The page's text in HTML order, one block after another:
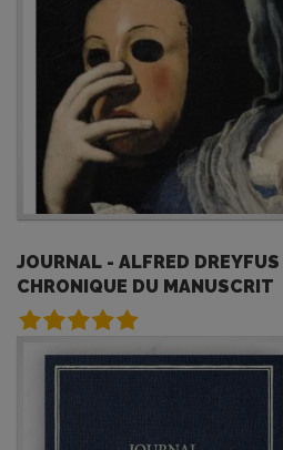
JOURNAL - ALFRED
CHRONIQUE DU MANUSCRIT